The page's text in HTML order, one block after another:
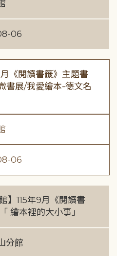
06
月《閱讀書籤》主題書
書展/我愛繪本-德文名
06
】115年9月《閱讀書
繪本裡的大小事」
分館